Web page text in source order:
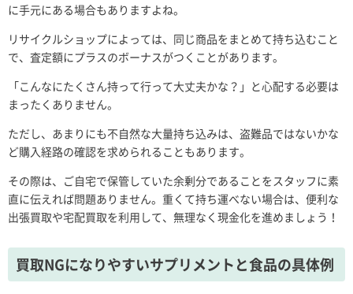
に手元にある場合もありますよね。
リサイクルショップによっては、同じ商品をまとめて持ち込むこと
で、査定額にプラスのボーナスがつくことがあります。
「こんなにたくさん持って行って大丈夫かな？」と心配する必要は
まったくありません。
ただし、あまりにも不自然な大量持ち込みは、盗難品ではないかな
ど購入経路の確認を求められることもあります。
その際は、ご自宅で保管していた余剰分であることをスタッフに素
直に伝えれば問題ありません。重くて持ち運べない場合は、便利な
出張買取や宅配買取を利用して、無理なく現金化を進めましょう！
買取NGになりやすいサプリメントと食品の具体例